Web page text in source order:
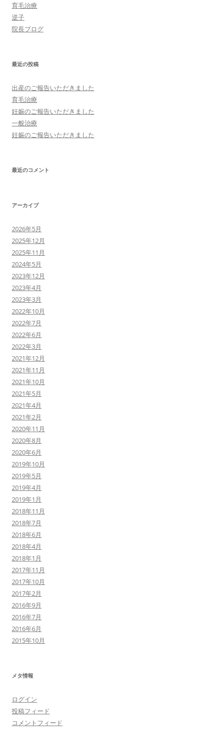
育毛治療
逆子
院長ブログ
最近の投稿
出産のご報告いただきました
育毛治療
妊娠のご報告いただきました
一般治療
妊娠のご報告いただきました
最近のコメント
アーカイブ
2026年5月
2025年12月
2025年11月
2024年5月
2023年12月
2023年4月
2023年3月
2022年10月
2022年7月
2022年6月
2022年3月
2021年12月
2021年11月
2021年10月
2021年5月
2021年4月
2021年2月
2020年11月
2020年8月
2020年6月
2019年10月
2019年5月
2019年4月
2019年1月
2018年11月
2018年7月
2018年6月
2018年4月
2018年1月
2017年11月
2017年10月
2017年2月
2016年9月
2016年7月
2016年6月
2015年10月
メタ情報
ログイン
投稿フィード
コメントフィード